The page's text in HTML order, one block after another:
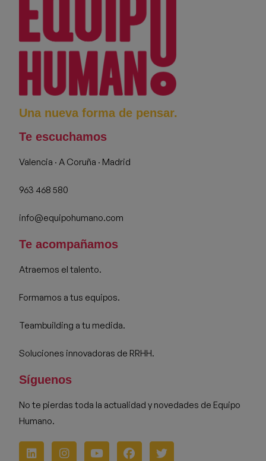
Una nueva forma de pensar.
Te escuchamos
Valencia · A Coruña · Madrid
963 468 580
info@equipohumano.com
Te acompañamos
Atraemos el talento.
Formamos a tus equipos.
Teambuilding a tu medida.
Soluciones innovadoras de RRHH.
Síguenos
No te pierdas toda la actualidad y novedades de Equipo
Humano.